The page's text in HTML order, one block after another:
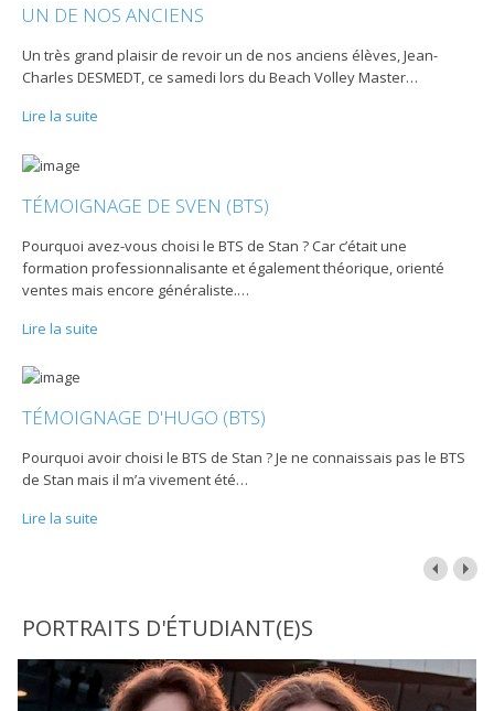
UN DE NOS ANCIENS
Un très grand plaisir de revoir un de nos anciens élèves, Jean-
Charles DESMEDT, ce samedi lors du Beach Volley Master…
Lire la suite
TÉMOIGNAGE DE SVEN (BTS)
Pourquoi avez-vous choisi le BTS de Stan ? Car c’était une
formation professionnalisante et également théorique, orienté
ventes mais encore généraliste.…
Lire la suite
TÉMOIGNAGE D'HUGO (BTS)
Pourquoi avoir choisi le BTS de Stan ? Je ne connaissais pas le BTS
de Stan mais il m’a vivement été…
Lire la suite
PORTRAITS D'ÉTUDIANT(E)S